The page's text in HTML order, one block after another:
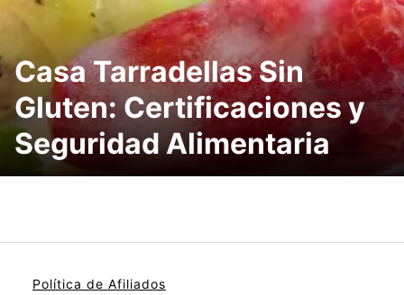
Casa Tarradellas Sin
Gluten: Certificaciones y
Seguridad Alimentaria
Política de Afiliados